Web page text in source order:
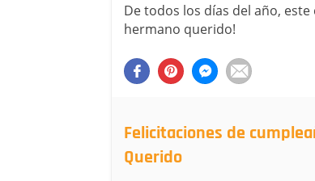
De todos los días del año,
hermano querido!
Felicitaciones de
Querido